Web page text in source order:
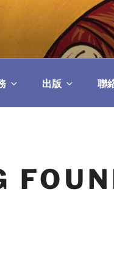
家庭牧民
出版 聯